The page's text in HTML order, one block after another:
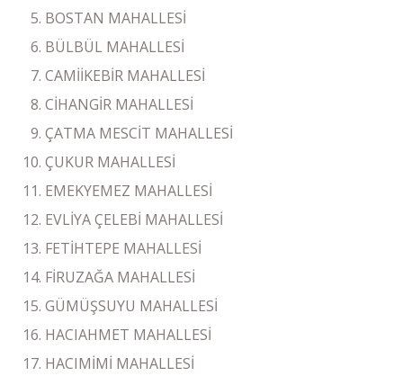
BOSTAN MAHALLESİ
BÜLBÜL MAHALLESİ
CAMİİKEBİR MAHALLESİ
CİHANGİR MAHALLESİ
ÇATMA MESCİT MAHALLESİ
ÇUKUR MAHALLESİ
EMEKYEMEZ MAHALLESİ
EVLİYA ÇELEBİ MAHALLESİ
FETİHTEPE MAHALLESİ
FİRUZAĞA MAHALLESİ
GÜMÜŞSUYU MAHALLESİ
HACIAHMET MAHALLESİ
HACIMİMİ MAHALLESİ